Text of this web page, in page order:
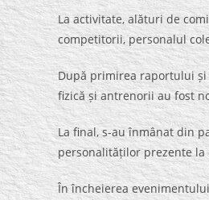
La activitate, alături de
competitorii, personalul
După primirea raportului
fizică și antrenorii au fost
La final, s-au înmânat din
personalităților prezente la
În încheierea